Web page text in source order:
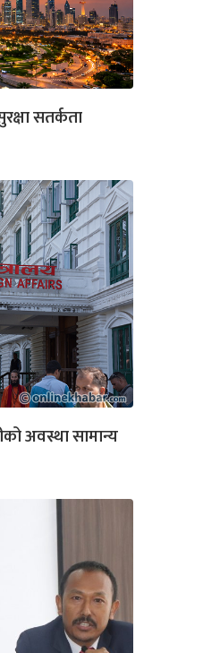
सतर्कता
अवस्था सामान्य